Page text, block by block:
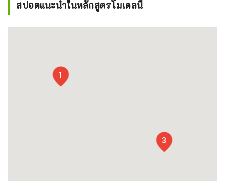
สปอตแนะนำในหลักสูตรโมเดลนี้
1
3